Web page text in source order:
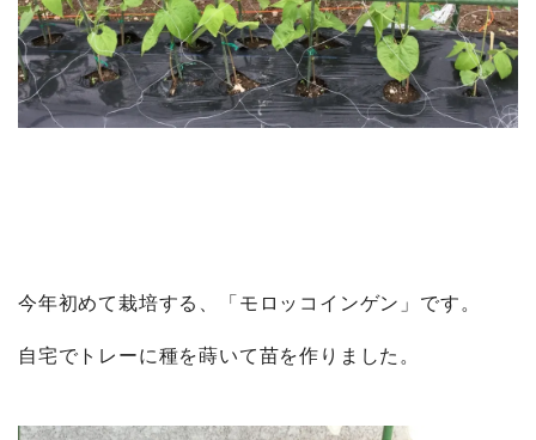
今年初めて栽培する、「モロッコインゲン」です。
自宅でトレーに種を蒔いて苗を作りました。